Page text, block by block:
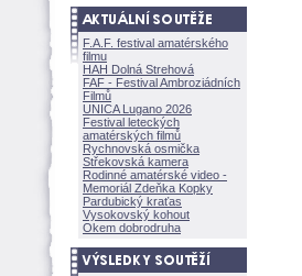
F.A.F. festival amatérského
filmu
HAH Dolná Strehov
FAF - Festival Ambroziádních
Filmů
UNICA Lugano 2026
Festival leteckých
amatérských filmů
Rychnovská osmička
Střekovská kamera
Rodinné amatérské video -
Memoriál Zdeňka Kopky
Pardubický kraťas
Vysokovský kohout
Okem dobrodruha